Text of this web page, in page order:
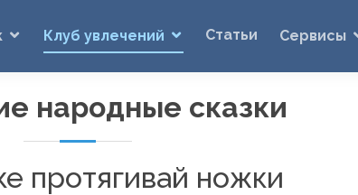
Клуб увлечений Статьи Сервисы
народные сказки
протягивай ножки